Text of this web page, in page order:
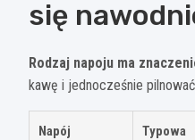
się
Rodzaj napoju ma
kawę i jednocześnie
Napój
Typowa